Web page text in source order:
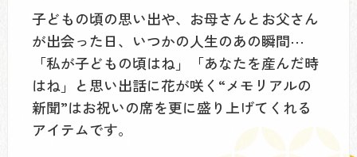
子どもの頃の思い出や、お母さんとお父さん
が出会った日、いつかの人生のあの瞬間⋯
「私が子どもの頃はね」「あなたを産んだ時
はね」と思い出話に花が咲く“メモリアルの
新聞”はお祝いの席を更に盛り上げてくれる
アイテムです。